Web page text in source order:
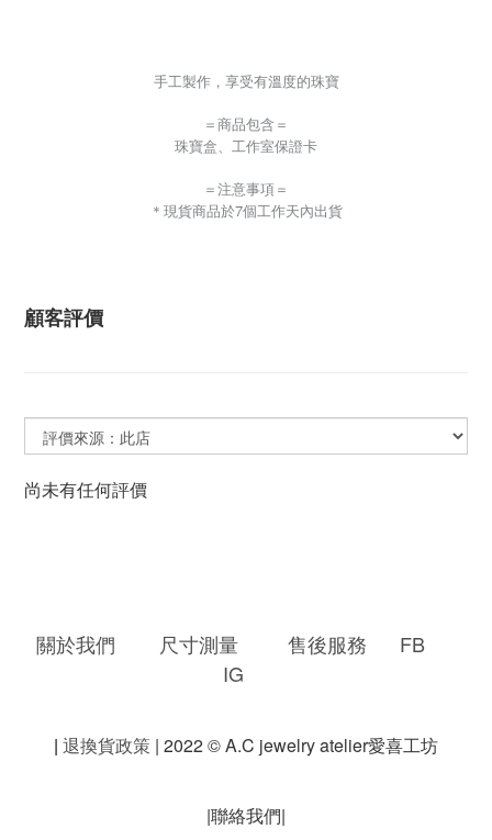
手工製作，享受有溫度的珠寶
＝商品包含＝
珠寶盒、工作室保證卡
＝注意事項＝
＊現貨商品於7個工作天內出貨
顧客評價
尚未有任何評價
關於我們 尺寸測量 售後服務
FB
IG
| 退換貨政策 | 2022 © A.C jewelry atelier愛喜工坊
|聯絡我們|